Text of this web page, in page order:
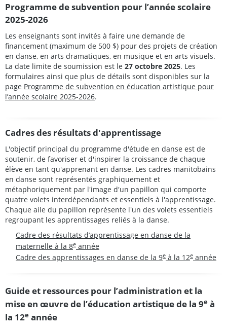
Programme de subvention pour l’année scolaire
2025-2026
Les enseignants sont invités à faire une demande de
financement (maximum de 500 $) pour des projets de création
en danse, en arts dramatiques, en musique et en arts visuels.
La date limite de soumission est le 27 octobre 2025. Les
formulaires ainsi que plus de détails sont disponibles sur la
page Programme de subvention en éducation artistique pour
l’année scolaire 2025-2026.
Cadres des résultats d'apprentissage
L'objectif principal du programme d'étude en danse est de
soutenir, de favoriser et d'inspirer la croissance de chaque
élève en tant qu'apprenant en danse. Les cadres manitobains
en danse sont représentés graphiquement et
métaphoriquement par l'image d'un papillon qui comporte
quatre volets interdépendants et essentiels à l'apprentissage.
Chaque aile du papillon représente l'un des volets essentiels
regroupant les apprentissages reliés à la danse.
Cadre des résultats d’apprentissage en danse de la
maternelle à la 8e année
Cadre des apprentissages en danse de la 9e à la 12e année
Guide et ressources pour l’administration et la
mise en œuvre de l’éducation artistique de la 9e à
la 12e année